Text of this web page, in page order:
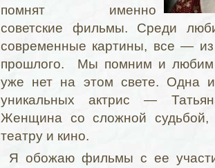
помнят именно
советские фильмы. Среди
современные картины, все — из
прошлого. Мы помним и любим
уже нет на этом свете. Одна
уникальных актрис —
Женщина со сложной судьбой,
театру и кино.
Я обожаю фильмы с ее